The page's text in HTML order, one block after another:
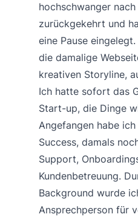
hochschwanger
zurückgekehrt und
eine Pause
die damalige
kreativen Storyline,
Ich hatte sofort das
Start-up, die Dinge
Angefangen habe
Success, damals
Support,
Kundenbetreuung.
Background wurde
Ansprechperson für